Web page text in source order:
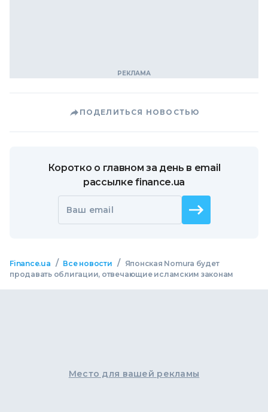
ПОДЕЛИТЬСЯ НОВОСТЬЮ
Коротко о главном за день в email
рассылке finance.ua
Ваш email
Finance.ua / Все новости /
Японская Nomura будет
продавать облигации, отвечающие исламским законам
Место для вашей рекламы